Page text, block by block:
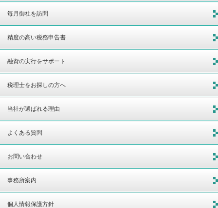
毎月御社を訪問
精度の高い税務申告書
融資の実行をサポート
税理士をお探しの方へ
当社が選ばれる理由
よくある質問
お問い合わせ
事務所案内
個人情報保護方針